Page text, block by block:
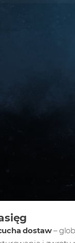
dostaw–